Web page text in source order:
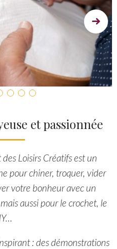
et passionnée
Loisirs Créatifs est un
pour chiner, troquer, vider
votre bonheur avec un
aussi pour le crochet, le
: des démonstrations
Next